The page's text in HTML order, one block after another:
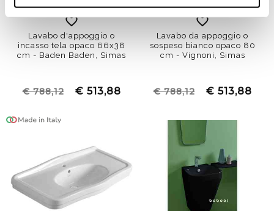
Lavabo d'appoggio o
incasso tela opaco 66x38
cm - Baden Baden, Simas
€ 788,12 € 513,88
Lavabo da appoggio o
sospeso bianco opaco 80
cm - Vignoni, Simas
€ 788,12 € 513,88